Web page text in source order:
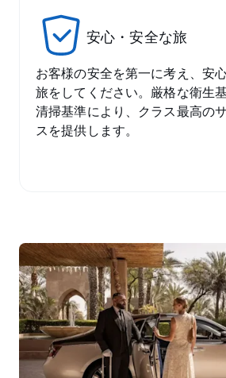
安心・安全な旅
お客様の安全を第一に考え、安
旅をしてください。厳格な衛生
清掃基準により、クラス最高の
スを提供します。